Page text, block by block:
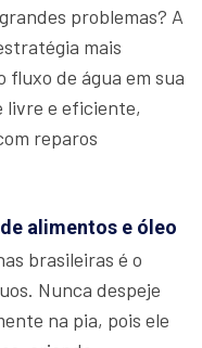
problemas? A
mais
de água em sua
livre e eficiente,
reparos
alimentos e óleo
brasileiras é o
Nunca despeje
na pia, pois ele